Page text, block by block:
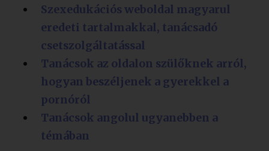
Szexedukációs weboldal magyarul
eredeti tartalmakkal, tanácsadó
csetszolgáltatással
Tanácsok az oldalon szülőknek arról,
hogyan beszéljenek a gyerekkel a
pornóról
Tanácsok angolul ugyanebben a
témában